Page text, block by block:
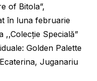
of Bitola”,
în luna februarie
,,Colecție Specială”
Golden Palette
Juganariu